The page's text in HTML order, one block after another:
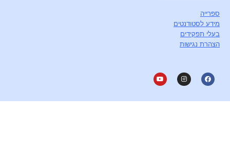
ספרייה
מידע לסטודנטים
בעלי תפקידים
הצהרת נגישות